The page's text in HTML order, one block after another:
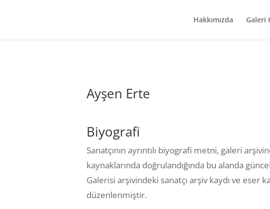
Hakkımızda Galeri
Ayşen Erte
Biyografi
Sanatçının ayrıntılı biyografi metni, galeri
kaynaklarında doğrulandığında bu alanda
Galerisi arşivindeki sanatçı arşiv kaydı ve eser
düzenlenmiştir.